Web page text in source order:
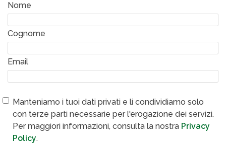
Nome
Cognome
Email
Manteniamo i tuoi dati privati e li condividiamo solo
con terze parti necessarie per l'erogazione dei servizi.
Per maggiori informazioni, consulta la nostra Privacy
Policy.